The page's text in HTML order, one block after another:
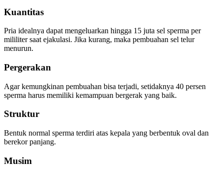
Kuantitas
Pria idealnya dapat mengeluarkan hingga 15 juta sel sperma per
mililiter saat ejakulasi. Jika kurang, maka pembuahan sel telur
menurun.
Pergerakan
Agar kemungkinan pembuahan bisa terjadi, setidaknya 40 persen
sperma harus memiliki kemampuan bergerak yang baik.
Struktur
Bentuk normal sperma terdiri atas kepala yang berbentuk oval dan
berekor panjang.
Musim